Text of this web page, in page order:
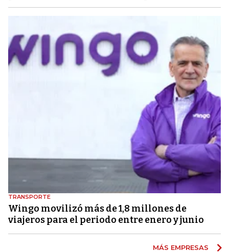
TRANSPORTE
Wingo movilizó más de 1,8 millones de
viajeros para el periodo entre enero y junio
MÁS EMPRESAS